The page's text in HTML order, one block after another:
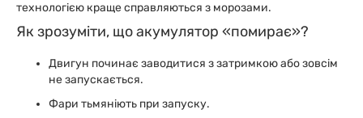
технологією краще справляються з морозами.
Як зрозуміти, що акумулятор «помирає»?
Двигун починає заводитися з затримкою або зовсім
не запускається.
Фари тьмяніють при запуску.